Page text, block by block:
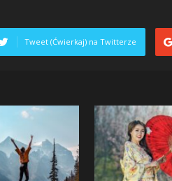
Tweet (Ćwierkaj) na Twitterze